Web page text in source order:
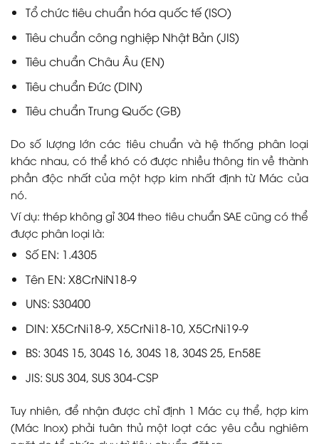
Tổ chức tiêu chuẩn hóa quốc tế (ISO)
Tiêu chuẩn công nghiệp Nhật Bản (JIS)
Tiêu chuẩn Châu Âu (EN)
Tiêu chuẩn Đức (DIN)
Tiêu chuẩn Trung Quốc (GB)
Do số lượng lớn các tiêu chuẩn và hệ thống phân loại
khác nhau, có thể khó có được nhiều thông tin về thành
phần độc nhất của một hợp kim nhất định từ Mác của
nó.
Ví dụ: thép không gỉ 304 theo tiêu chuẩn SAE cũng có thể
được phân loại là:
Số EN: 1.4305
Tên EN: X8CrNiN18-9
UNS: S30400
DIN: X5CrNi18-9, X5CrNi18-10, X5CrNi19-9
BS: 304S 15, 304S 16, 304S 18, 304S 25, En58E
JIS: SUS 304, SUS 304-CSP
Tuy nhiên, để nhận được chỉ định 1 Mác cụ thể, hợp kim
(Mác Inox) phải tuân thủ một loạt các yêu cầu nghiêm